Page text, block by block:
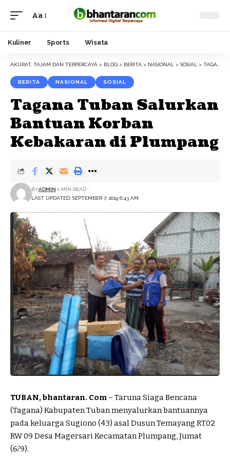
Font
Resizer
Aa
Kuliner Sports Wisata
AKURAT, TAJAM DAN TERPERCAYA > BLOG > BERITA > NASIONAL > SOSIAL > TAGANA TUBAN SALURKAN BANTUAN KORBAN KEBAKARAN DI PLUMPANG
BERITA NASIONAL SOSIAL
Tagana Tuban Salurkan
Bantuan Korban
Kebakaran di Plumpang
LAST UPDATED: SEPTEMBER 7, 2019 6:43 AM
BYADMIN 1 MIN READ
TUBAN, bhantaran. Com – Taruna Siaga Bencana
(Tagana) Kabupaten Tuban menyalurkan bantuannya
pada keluarga Sugiono (43) asal Dusun Temayang RT02
RW 09 Desa Magersari Kecamatan Plumpang, Jumat
(6/9).